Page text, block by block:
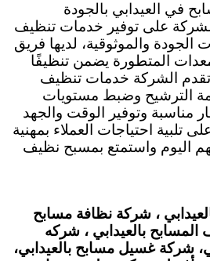
في العيدابي بالجودة
الشركة على توفير خدمات تنظيف
الجودة والموثوقية، لديها فريق
المتطورة يضمن تنظيفًا
تقدم الشركة خدمات تنظيف
الترشيح وضبط مستويات
مناسبة وتوفير الوقت والجهد
تلبية احتياجات العملاء بمهنية
اليوم واستمتع بمسبح نظيف
، شركة نظافة مسابح
المسابح بالعيدابي ، شركه
شركة غسيل مسابح بالعيدابي،